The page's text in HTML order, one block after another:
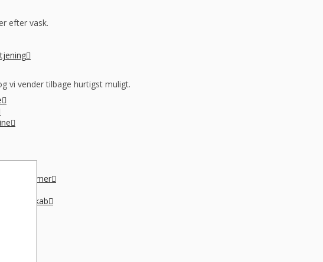
pølsevarmer
varmeskab
efter vask.
vi vender tilbage hurtigst muligt.